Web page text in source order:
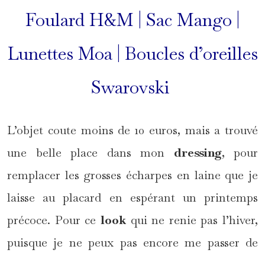
Foulard H&M | Sac Mango |
Lunettes Moa | Boucles d’oreilles
Swarovski
L’objet coute moins de 10 euros, mais a trouvé
une belle place dans mon dressing, pour
remplacer les grosses écharpes en laine que je
laisse au placard en espérant un printemps
précoce. Pour ce lookqui ne renie pas l’hiver,
puisque je ne peux pas encore me passer de